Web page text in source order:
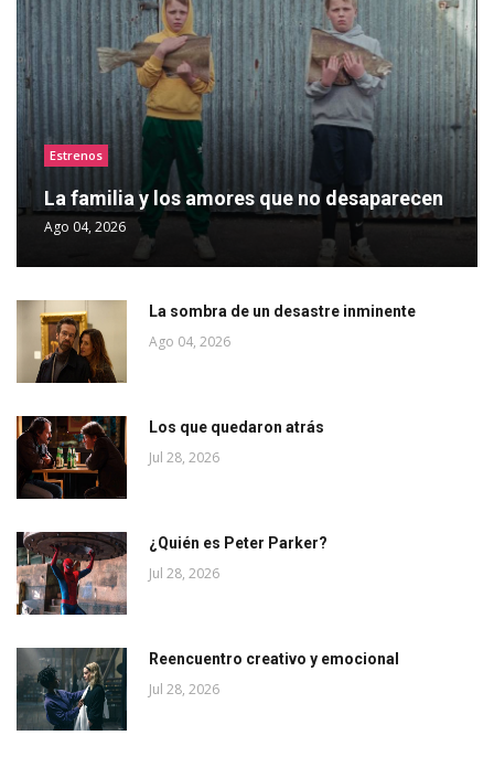
Estrenos
La familia y los amores que no desaparecen
Ago 04, 2026
La sombra de un desastre inminente
Ago 04, 2026
Los que quedaron atrás
Jul 28, 2026
¿Quién es Peter Parker?
Jul 28, 2026
Reencuentro creativo y emocional
Jul 28, 2026